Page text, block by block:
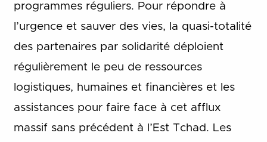
programmes réguliers. Pour répondre à
l’urgence et sauver des vies, la quasi-totalité
des partenaires par solidarité déploient
régulièrement le peu de ressources
logistiques, humaines et financières et les
assistances pour faire face à cet afflux
massif sans précédent à l’Est Tchad. Les